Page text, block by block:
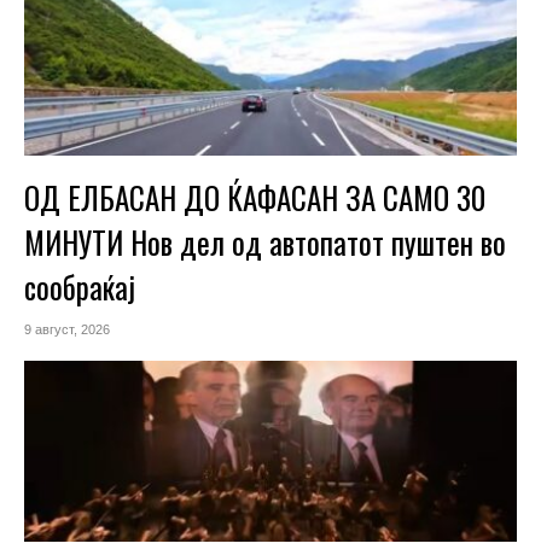
ОД ЕЛБАСАН ДО ЌАФАСАН ЗА САМО 30
МИНУТИ Нов дел од автопатот пуштен во
сообраќај
9 август, 2026